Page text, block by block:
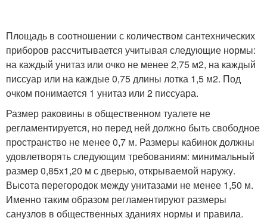
Площадь в соотношении с количеством сантехнических
приборов рассчитывается учитывая следующие нормы:
на каждый унитаз или очко не менее 2,75 м2, на каждый
писсуар или на каждые 0,75 длины лотка 1,5 м2. Под
очком понимается 1 унитаз или 2 писсуара.
Размер раковины в общественном туалете не
регламентируется, но перед ней должно быть свободное
пространство не менее 0,7 м. Размеры кабинок должны
удовлетворять следующим требованиям: минимальный
размер 0,85х1,20 м с дверью, открываемой наружу.
Высота перегородок между унитазами не менее 1,50 м.
Именно таким образом регламентируют размеры
санузлов в общественных зданиях нормы и правила.